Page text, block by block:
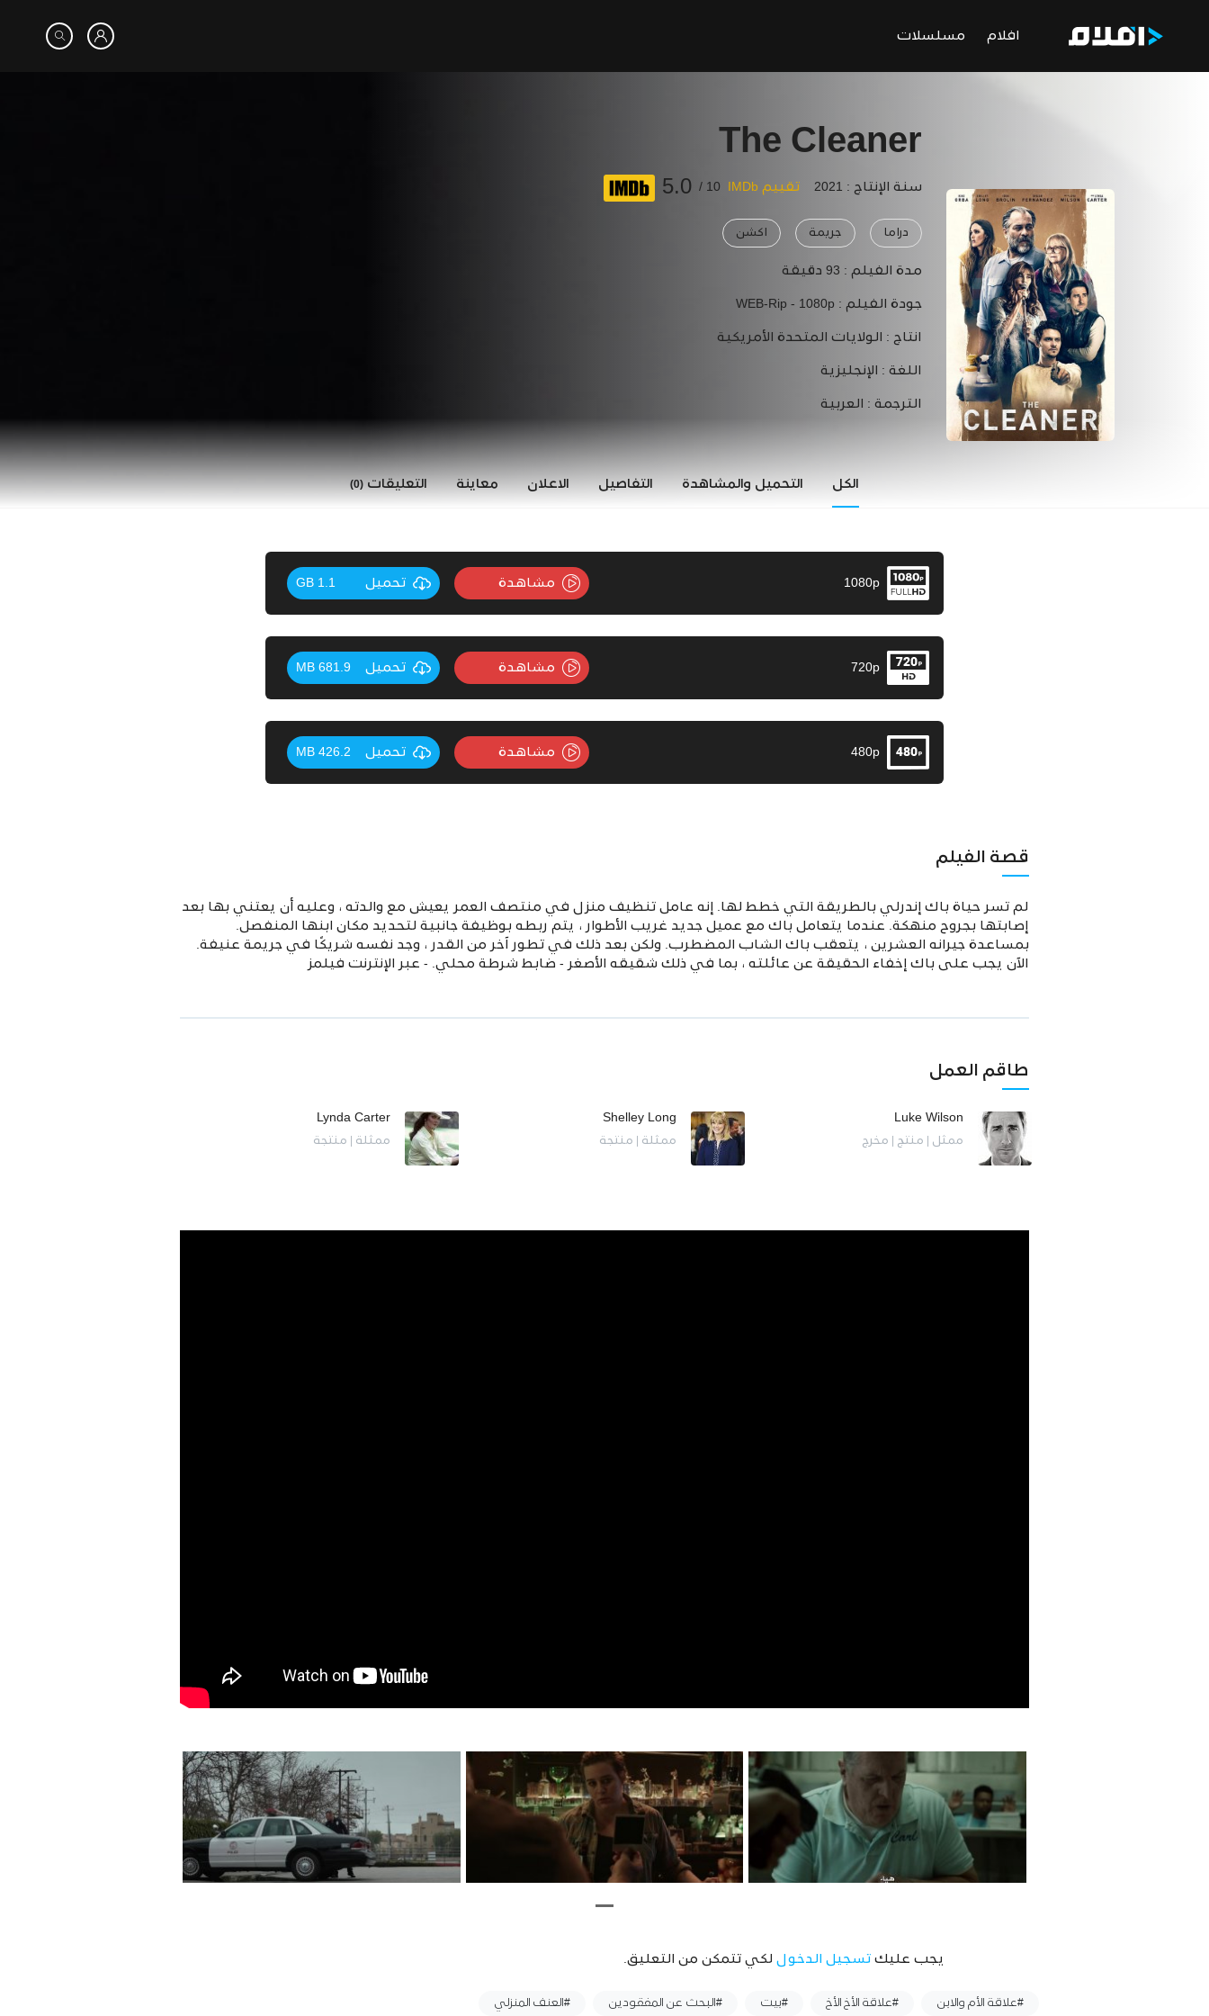
افلام مسلسلات
The Cleaner
سنة الإنتاج : 2021 تقييم IMDb 10 /
5.0
دراما جريمة اكشن
مدة الفيلم : 93 دقيقة
جودة الفيلم : WEB-Rip - 1080p
انتاج : الولايات المتحدة الأمريكية
اللغة : الإنجليزية
الترجمة : العربية
الكل التحميل والمشاهدة التفاصيل الاعلان معاينة التعليقات (0)
1080p مشاهدة تحميل 1.1 GB
720p مشاهدة تحميل 681.9 MB
480p مشاهدة تحميل 426.2 MB
قصة الفيلم
لم تسر حياة باك إندرلي بالطريقة التي خطط لها. إنه عامل تنظيف منزل في منتصف العمر يعيش مع والدته ، وعليه أن يعتني بها بعد
إصابتها بجروح منهكة. عندما يتعامل باك مع عميل جديد غريب الأطوار ، يتم ربطه بوظيفة جانبية لتحديد مكان ابنها المنفصل.
بمساعدة جيرانه العشرين ، يتعقب باك الشاب المضطرب. ولكن بعد ذلك في تطور آخر من القدر ، وجد نفسه شريكًا في جريمة عنيفة.
الآن يجب على باك إخفاء الحقيقة عن عائلته ، بما في ذلك شقيقه الأصغر - ضابط شرطة محلي. - عبر الإنترنت فيلمز
طاقم العمل
Luke Wilson
ممثل | منتج | مخرج
Shelley Long
ممثلة | منتجة
Lynda Carter
ممثلة | منتجة
يجب عليك تسجيل الدخول لكي تتمكن من التعليق.
#علاقة الأم والابن #علاقة الأخ الأخ #بيت #البحث عن المفقودين #العنف المنزلي